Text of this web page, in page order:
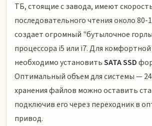
ТБ, стоящие с завода, имеют
последовательного чтения около 80-
создает огромный "бутылочное
процессора i5 или i7. Для
необходимо установитьSATA SSD
Оптимальный объем для системы —
хранения файлов можно оставить
подключив его через переходник в
привод.